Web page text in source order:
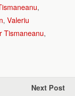
,
, Valeriu
Tismaneanu,
Next Post